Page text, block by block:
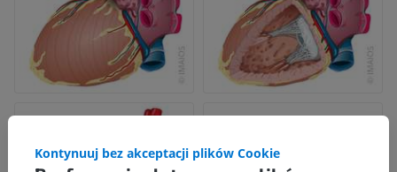
Kontynuuj bez akceptacji plików Cookie